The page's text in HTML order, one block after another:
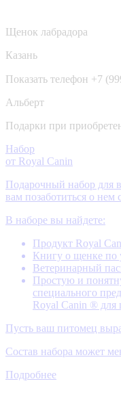
Щенок лабрадора
Казань
Показать телефон +7
Альберт
Подарки при
Набор
от Royal Canin
Подарочный набор для
вам позаботиться о
В наборе вы найдете:
Продукт Royal
Книгу о щенке по
Ветеринарный
Простую и
специального
Royal Canin ® для
Пусть ваш питомец
Состав набора может
Подробнее